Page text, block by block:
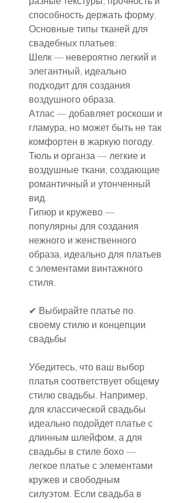
способность держать форму.
Основные типы тканей для
свадебных платьев:
Шелк — невероятно легкий и
элегантный, идеально
подходит для создания
воздушного образа.
Атлас — добавляет роскоши и
гламура, но может быть не так
комфортен в жаркую погоду.
Тюль и органза — легкие и
воздушные ткани, создающие
романтичный и утонченный
вид.
Гипюр и кружево —
популярны для создания
нежного и женственного
образа, идеально для платьев
с элементами винтажного
стиля.
✔ Выбирайте платье по
своему стилю и концепции
свадьбы
Убедитесь, что ваш выбор
платья соответствует общему
стилю свадьбы. Например,
для классической свадьбы
идеально подойдет платье с
длинным шлейфом, а для
свадьбы в стиле бохо —
легкое платье с элементами
кружев и свободным
силуэтом. Если свадьба в